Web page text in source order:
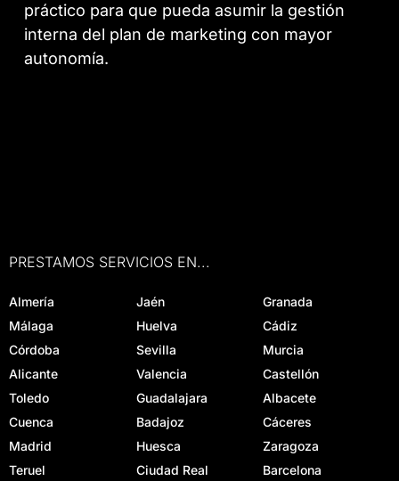
práctico para que pueda asumir la gestión
interna del plan de marketing con mayor
autonomía.
PRESTAMOS SERVICIOS EN...
Almería Jaén
Granada
Málaga
Huelva
Cádiz
Córdoba
Sevilla
Murcia
Alicante
Valencia
Castellón
Toledo
Guadalajara
Albacete
Cuenca
Badajoz
Cáceres
Madrid
Huesca
Zaragoza
Teruel
Ciudad Real
Barcelona